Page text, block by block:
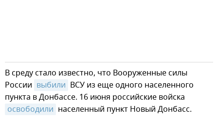
В среду стало известно, что Вооруженные силы
России выбили ВСУ из еще одного населенного
пункта в Донбассе. 16 июня российские войска
освободили населенный пункт Новый Донбасс.